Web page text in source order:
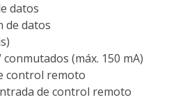
datos
de datos
conmutados (máx. 150 mA)
control remoto
de control remoto